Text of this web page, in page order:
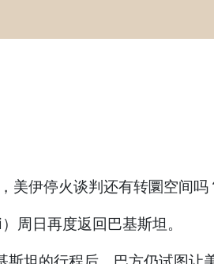
美伊停火谈判还有转圜空间吗
周日再度返回巴基斯坦。